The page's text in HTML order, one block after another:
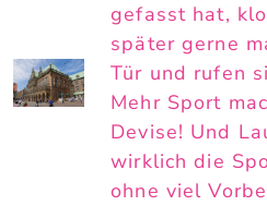
gefasst hat,
später gerne
Tür und rufen
Mehr Sport
Devise! Und
wirklich die
ohne viel